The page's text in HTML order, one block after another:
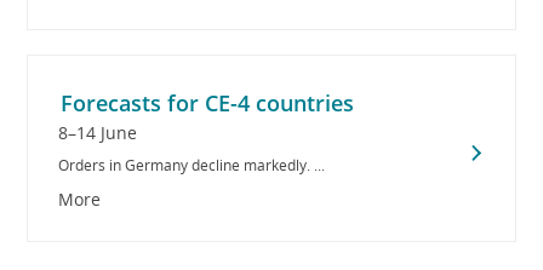
Forecasts for CE-4 countries
8–14 June
Orders in Germany decline markedly. ...
More